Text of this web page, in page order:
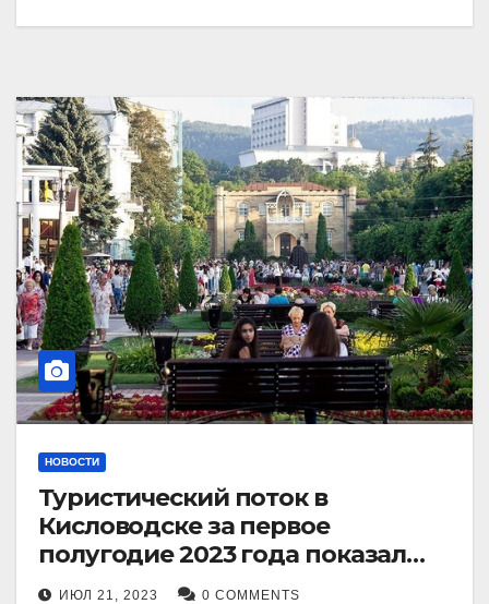
НОВОСТИ
Туристический поток в
Кисловодске за первое
полугодие 2023 года показал
рекордный рост в 21 процент.
ИЮЛ 21, 2023 0 COMMENTS